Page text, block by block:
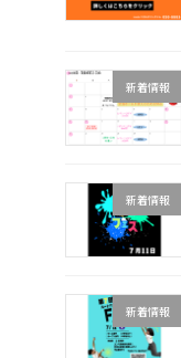
新着情報
新着情報
新着情報